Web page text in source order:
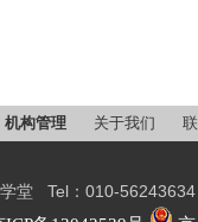
机构管理 关于我们
堂 Tel：010-56243634